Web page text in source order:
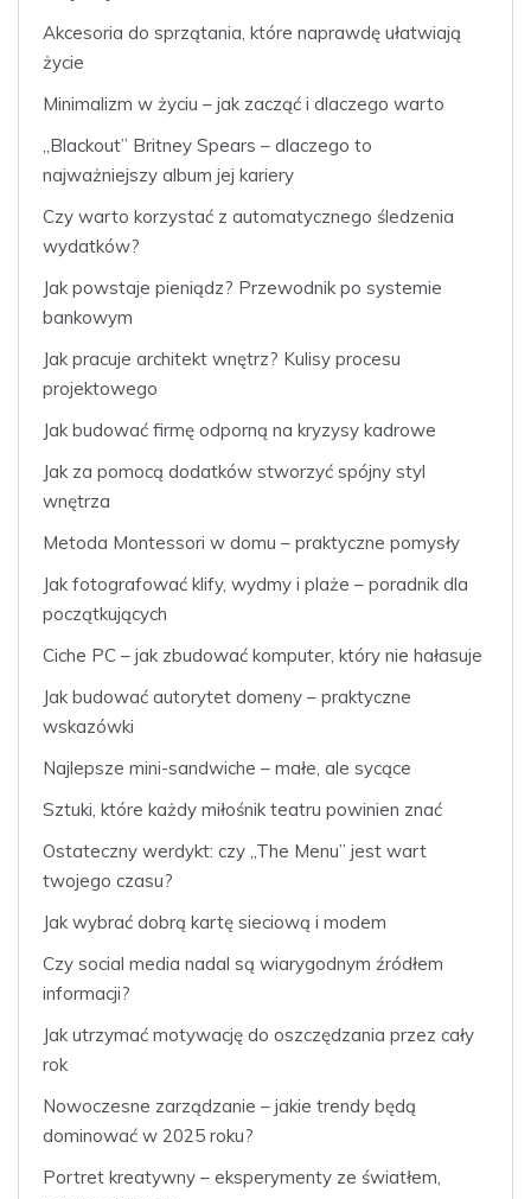
Akcesoria do sprzątania, które naprawdę ułatwiają
życie
Minimalizm w życiu – jak zacząć i dlaczego warto
„Blackout” Britney Spears – dlaczego to
najważniejszy album jej kariery
Czy warto korzystać z automatycznego śledzenia
wydatków?
Jak powstaje pieniądz? Przewodnik po systemie
bankowym
Jak pracuje architekt wnętrz? Kulisy procesu
projektowego
Jak budować firmę odporną na kryzysy kadrowe
Jak za pomocą dodatków stworzyć spójny styl
wnętrza
Metoda Montessori w domu – praktyczne pomysły
Jak fotografować klify, wydmy i plaże – poradnik dla
początkujących
Ciche PC – jak zbudować komputer, który nie hałasuje
Jak budować autorytet domeny – praktyczne
wskazówki
Najlepsze mini-sandwiche – małe, ale sycące
Sztuki, które każdy miłośnik teatru powinien znać
Ostateczny werdykt: czy „The Menu” jest wart
twojego czasu?
Jak wybrać dobrą kartę sieciową i modem
Czy social media nadal są wiarygodnym źródłem
informacji?
Jak utrzymać motywację do oszczędzania przez cały
rok
Nowoczesne zarządzanie – jakie trendy będą
dominować w 2025 roku?
Portret kreatywny – eksperymenty ze światłem,